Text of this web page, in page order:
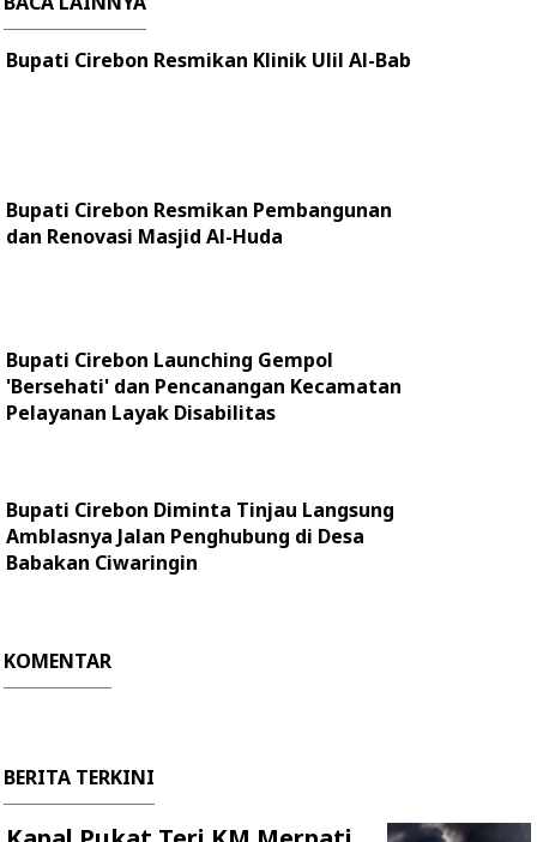
Bupati Cirebon Resmikan Klinik Ulil Al-Bab
Bupati Cirebon Resmikan Pembangunan
dan Renovasi Masjid Al-Huda
Bupati Cirebon Launching Gempol
'Bersehati' dan Pencanangan Kecamatan
Pelayanan Layak Disabilitas
Bupati Cirebon Diminta Tinjau Langsung
Amblasnya Jalan Penghubung di Desa
Babakan Ciwaringin
KOMENTAR
BERITA TERKINI